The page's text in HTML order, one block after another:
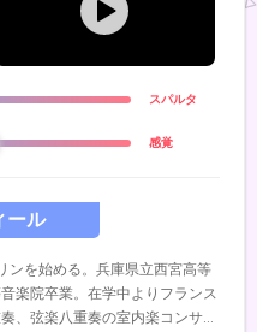
ール
ンを始める。兵庫県立西宮高等
楽院卒業。在学中よりフランス
、弦楽八重奏の室内楽コンサー
スパルタ
感覚